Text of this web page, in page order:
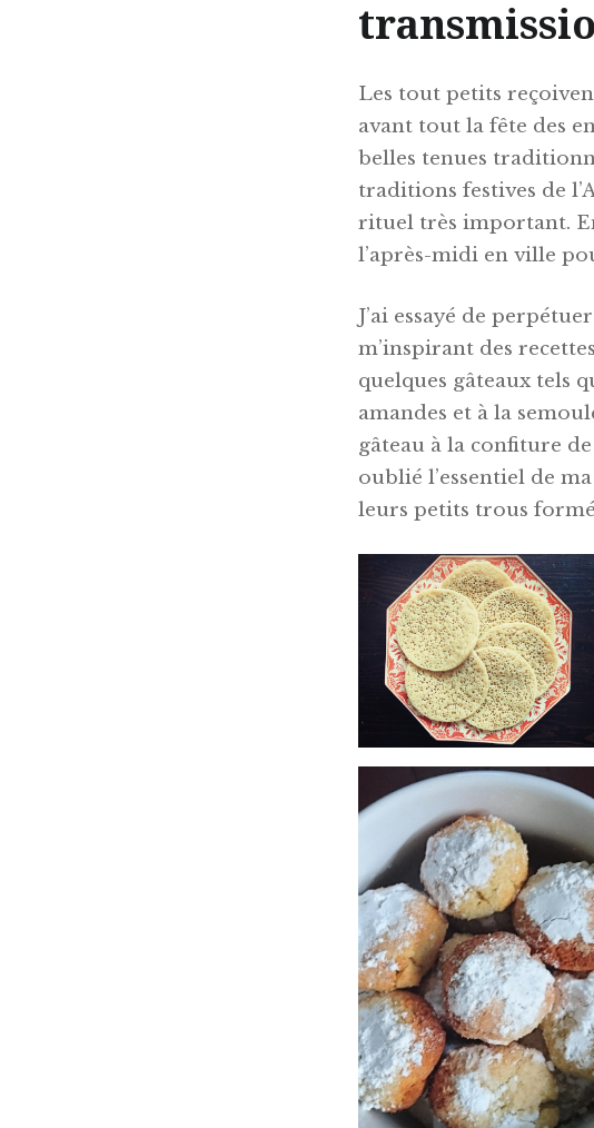
Les tout petits
avant tout la fête des
belles tenues
traditions festives de
rituel très important.
l’après-midi en ville
J’ai essayé de
m’inspirant des
quelques gâteaux tels
amandes et à la
gâteau à la confiture
oublié l’essentiel de
leurs petits trous